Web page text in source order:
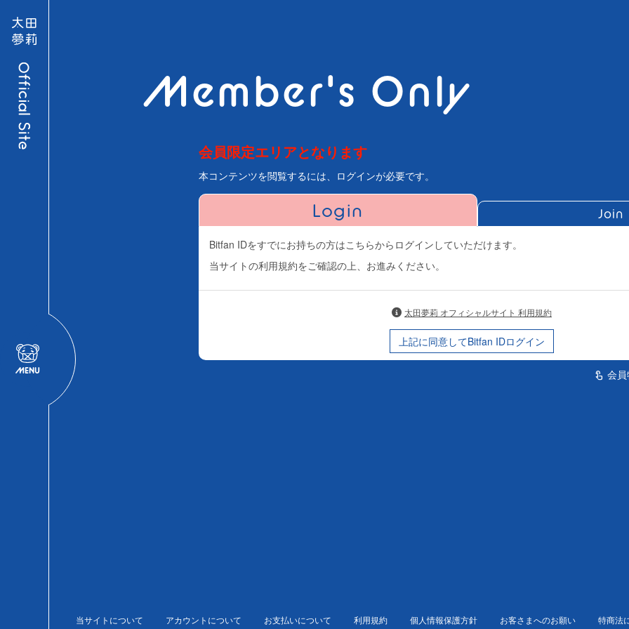
Member's Only
会員限定エリアとなります
本コンテンツを閲覧するには、ログインが必要です。
Login Join
Bitfan IDをすでにお持ちの方はこちらからログインしていただけます。
当サイトの利用規約をご確認の上、お進みください。
太田夢莉 オフィシャルサイト 利用規約
上記に同意してBitfan IDログイン
touch_app 会
当サイトについて アカウントについて お支払いについて 利用規約 個人情報保護方針 お客さまへのお願い 特商法